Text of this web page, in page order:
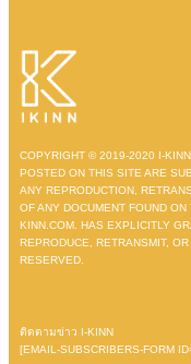
COPYRIGHT © 2019-2020 I-
POSTED ON THIS SITE ARE
ANY REPRODUCTION,
OF ANY DOCUMENT FOUND
KINN.COM. HAS EXPLICITLY
REPRODUCE, RETRANSMIT,
RESERVED.
ติดตามข่าว I-KINN
[EMAIL-SUBSCRIBERS-FORM